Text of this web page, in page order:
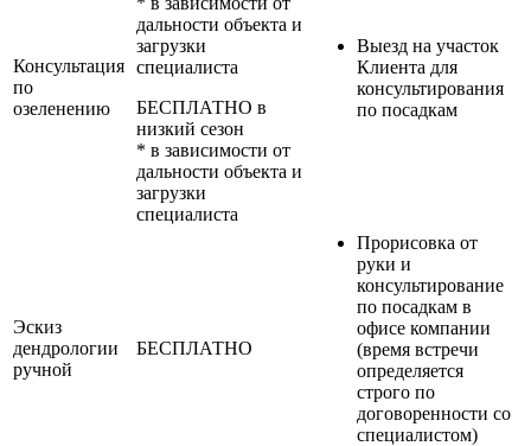
Консультация
по
озеленению
дальности объекта и
загрузки
специалиста
БЕСПЛАТНО в
низкий сезон
* в зависимости от
дальности объекта и
загрузки
специалиста
Выезд на участок
Клиента для
консультирования
по посадкам
Эскиз
дендрологии
ручной
БЕСПЛАТНО
Прорисовка от
руки и
консультирование
по посадкам в
офисе компании
(время встречи
определяется
строго по
договоренности со
специалистом)